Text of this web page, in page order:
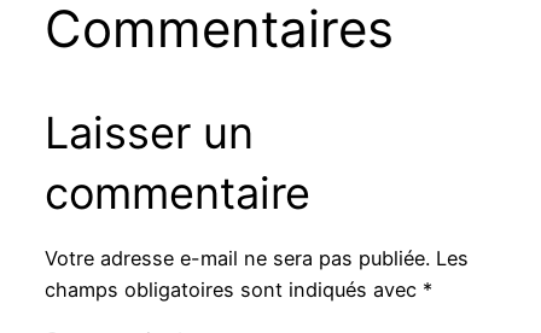
Commentaires
Laisser un
commentaire
Votre adresse e-mail ne sera pas publiée. Les
champs obligatoires sont indiqués avec *